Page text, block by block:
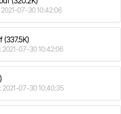
2021-07-30 10:42:06
(337.5K)
2021-07-30 10:42:06
2021-07-30 10:40:35